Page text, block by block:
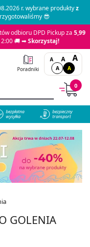
r. wybrane produktyz
😎
odbioru DPD Pickup za 5,99
🚚 ➡Skorzystaj!
Poradniki
A A A
A A
0
bezpłatna
wysyłka
bezpieczny
transport
GOLENIA